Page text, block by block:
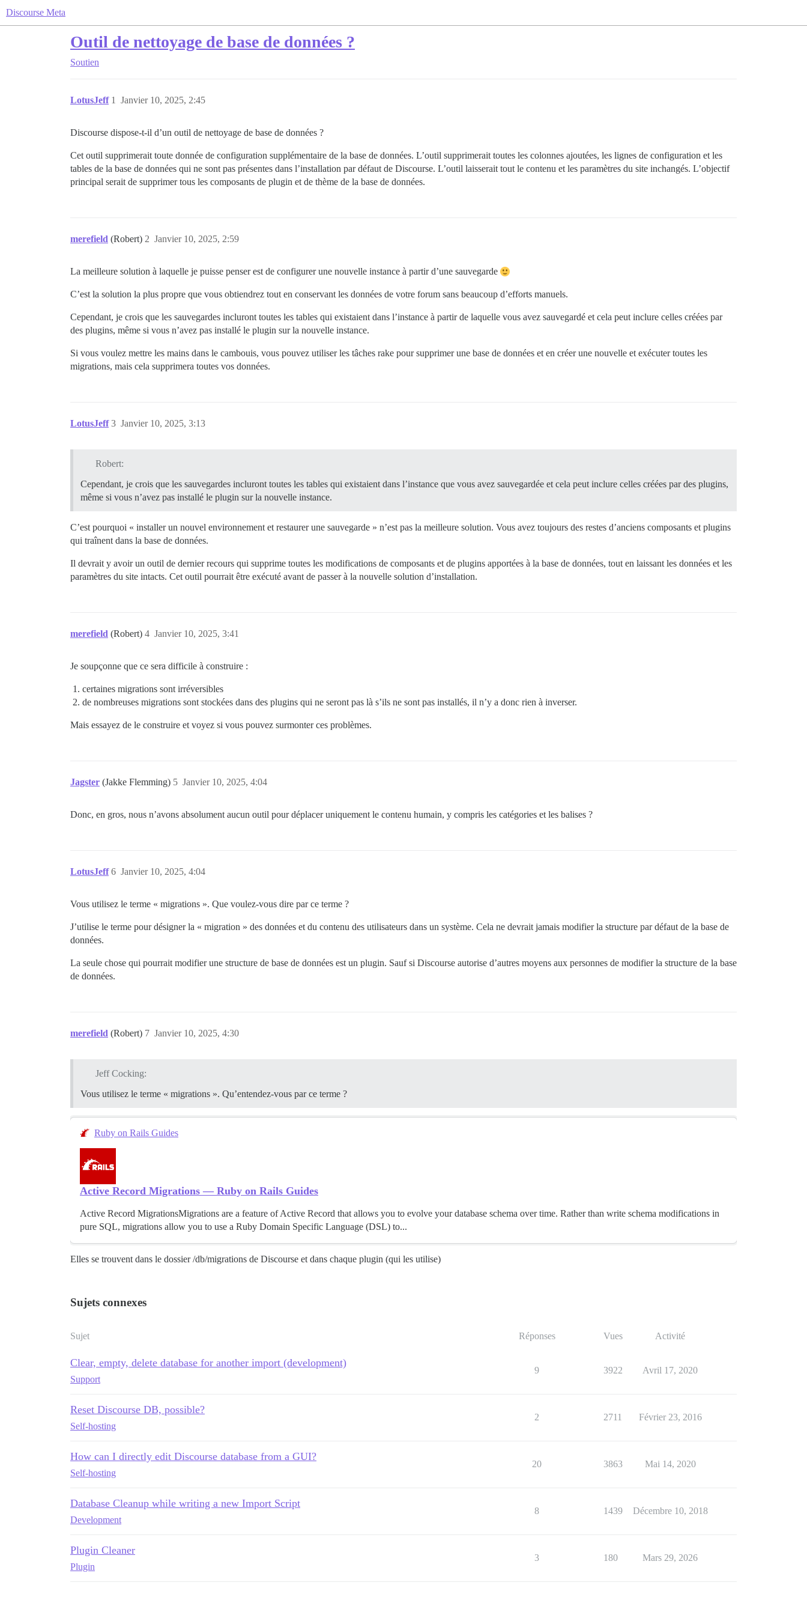
Discourse Meta
Outil de nettoyage de base de données ?
Soutien
LotusJeff Janvier 10, 2025, 2:45
1
Discourse dispose-t-il d’un outil de nettoyage de base de données ?
Cet outil supprimerait toute donnée de configuration supplémentaire de la base de données. L’outil supprimerait toutes les colonnes ajoutées, les lignes de configuration et les
tables de la base de données qui ne sont pas présentes dans l’installation par défaut de Discourse. L’outil laisserait tout le contenu et les paramètres du site inchangés. L’objectif
principal serait de supprimer tous les composants de plugin et de thème de la base de données.
merefield (Robert) Janvier 10, 2025, 2:59
2
La meilleure solution à laquelle je puisse penser est de configurer une nouvelle instance à partir d’une sauvegarde
C’est la solution la plus propre que vous obtiendrez tout en conservant les données de votre forum sans beaucoup d’efforts manuels.
Cependant, je crois que les sauvegardes incluront toutes les tables qui existaient dans l’instance à partir de laquelle vous avez sauvegardé et cela peut inclure celles créées par
des plugins, même si vous n’avez pas installé le plugin sur la nouvelle instance.
Si vous voulez mettre les mains dans le cambouis, vous pouvez utiliser les tâches rake pour supprimer une base de données et en créer une nouvelle et exécuter toutes les
migrations, mais cela supprimera toutes vos données.
LotusJeff Janvier 10, 2025, 3:13
3
Robert:
Cependant, je crois que les sauvegardes incluront toutes les tables qui existaient dans l’instance que vous avez sauvegardée et cela peut inclure celles créées par des plugins,
même si vous n’avez pas installé le plugin sur la nouvelle instance.
C’est pourquoi « installer un nouvel environnement et restaurer une sauvegarde » n’est pas la meilleure solution. Vous avez toujours des restes d’anciens composants et plugins
qui traînent dans la base de données.
Il devrait y avoir un outil de dernier recours qui supprime toutes les modifications de composants et de plugins apportées à la base de données, tout en laissant les données et les
paramètres du site intacts. Cet outil pourrait être exécuté avant de passer à la nouvelle solution d’installation.
merefield (Robert) Janvier 10, 2025, 3:41
4
Je soupçonne que ce sera difficile à construire :
certaines migrations sont irréversibles
de nombreuses migrations sont stockées dans des plugins qui ne seront pas là s’ils ne sont pas installés, il n’y a donc rien à inverser.
Mais essayez de le construire et voyez si vous pouvez surmonter ces problèmes.
Jagster (Jakke Flemming) Janvier 10, 2025, 4:04
5
Donc, en gros, nous n’avons absolument aucun outil pour déplacer uniquement le contenu humain, y compris les catégories et les balises ?
LotusJeff Janvier 10, 2025, 4:04
6
Vous utilisez le terme « migrations ». Que voulez-vous dire par ce terme ?
J’utilise le terme pour désigner la « migration » des données et du contenu des utilisateurs dans un système. Cela ne devrait jamais modifier la structure par défaut de la base de
données.
La seule chose qui pourrait modifier une structure de base de données est un plugin. Sauf si Discourse autorise d’autres moyens aux personnes de modifier la structure de la base
de données.
merefield (Robert) Janvier 10, 2025, 4:30
7
Jeff Cocking:
Vous utilisez le terme « migrations ». Qu’entendez-vous par ce terme ?
Ruby on Rails Guides
Active Record Migrations — Ruby on Rails Guides
Active Record MigrationsMigrations are a feature of Active Record that allows you to evolve your database schema over time. Rather than write schema modifications in
pure SQL, migrations allow you to use a Ruby Domain Specific Language (DSL) to...
Elles se trouvent dans le dossier /db/migrations de Discourse et dans chaque plugin (qui les utilise)
Sujets connexes
Sujet Réponses Vues Activité
Clear, empty, delete database for another import (development)
Support
9 3922 Avril 17, 2020
Reset Discourse DB, possible?
Self-hosting
2 2711 Février 23, 2016
How can I directly edit Discourse database from a GUI?
Self-hosting
20 3863 Mai 14, 2020
Database Cleanup while writing a new Import Script
Development
8 1439 Décembre 10, 2018
Plugin Cleaner
Plugin
3 180 Mars 29, 2026